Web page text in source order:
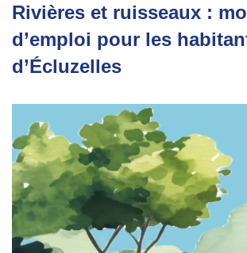
Rivières et ruisseaux :
d’emploi pour les
d’Écluzelles